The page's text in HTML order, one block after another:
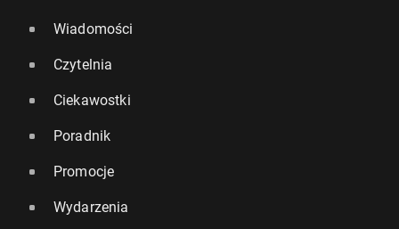
Wiadomości
Czytelnia
Ciekawostki
Poradnik
Promocje
Wydarzenia